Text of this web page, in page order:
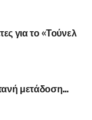
για το «Τούνελ
μετάδοση…